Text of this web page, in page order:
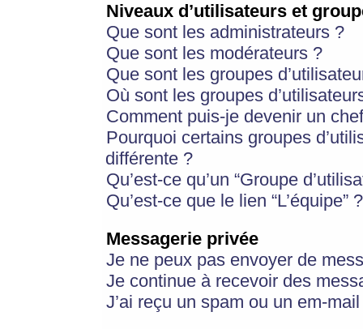
Niveaux d’utilisateurs et
Que sont les administrateurs ?
Que sont les modérateurs ?
Que sont les groupes
Où sont les groupes
Comment puis-je devenir un
Pourquoi certains groupes
différente ?
Qu’est-ce qu’un “Groupe
Qu’est-ce que le lien “L’équipe” ?
Messagerie privée
Je ne peux pas envoyer de
Je continue à recevoir des
J’ai reçu un spam ou un em-